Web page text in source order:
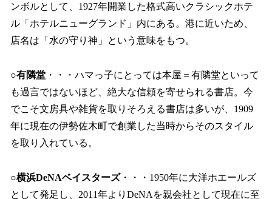
ンボルとして、1927年開業した格式高いクラシックホテ
ル「ホテルニューグランド」内にある。港に近いため、
店名は「水の守り神」という意味をもつ。
○有隣堂 ・・・ハマっ子にとっては本屋＝有隣堂といって
も過言ではないほど、絶大な信頼を寄せられる書店。今
でこそ文房具や雑貨を取りそろえる書店は多いが、1909
年に現在の伊勢佐木町で創業した当時からそのスタイル
を取り入れている。
○横浜DeNAベイスターズ・・・1950年に大洋ホエールズ
として発足し、2011年よりDeNAを親会社として現在に至